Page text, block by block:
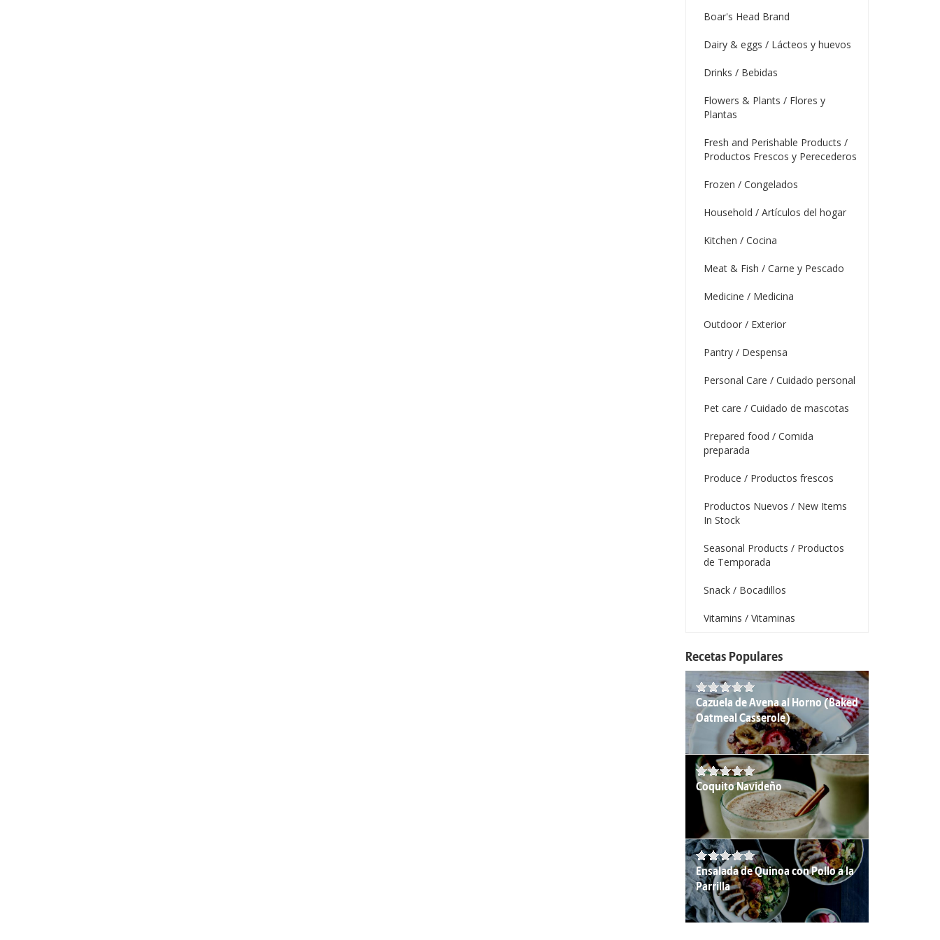
Boar's Head Brand
Dairy & eggs / Lácteos y huevos
Drinks / Bebidas
Flowers & Plants / Flores y
Plantas
Fresh and Perishable Products /
Productos Frescos y Perecederos
Frozen / Congelados
Household / Artículos del hogar
Kitchen / Cocina
Meat & Fish / Carne y Pescado
Medicine / Medicina
Outdoor / Exterior
Pantry / Despensa
Personal Care / Cuidado personal
Pet care / Cuidado de mascotas
Prepared food / Comida
preparada
Produce / Productos frescos
Productos Nuevos / New Items
In Stock
Seasonal Products / Productos
de Temporada
Snack / Bocadillos
Vitamins / Vitaminas
Recetas Populares
Cazuela de Avena al Horno (Baked
Oatmeal Casserole)
Coquito Navideño
Ensalada de Quinoa con Pollo a la
Parrilla